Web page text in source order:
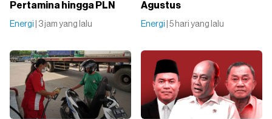
Pertamina hingga PLN
Energi | 3 jam yang lalu
Agustus
Energi | 5 hari yang lalu